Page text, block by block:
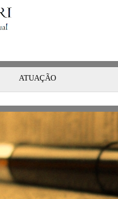
ATUAÇÃO